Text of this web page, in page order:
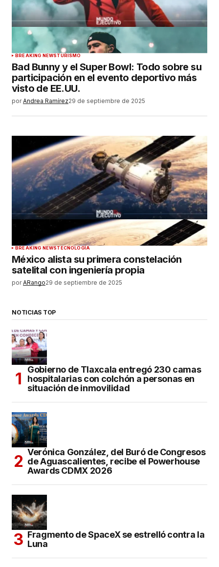
BREAKING NEWSTURISMO
Bad Bunny y el Super Bowl: Todo sobre su
participación en el evento deportivo más
visto de EE.UU.
por Andrea Ramírez29 de septiembre de 2025
BREAKING NEWSTECNOLOGÍA
México alista su primera constelación
satelital con ingeniería propia
por ARango29 de septiembre de 2025
NOTICIAS TOP
Gobierno de Tlaxcala entregó 230 camas
hospitalarias con colchón a personas en
situación de inmovilidad
Verónica González, del Buró de Congresos
de Aguascalientes, recibe el Powerhouse
Awards CDMX 2026
Fragmento de SpaceX se estrelló contra la
Luna